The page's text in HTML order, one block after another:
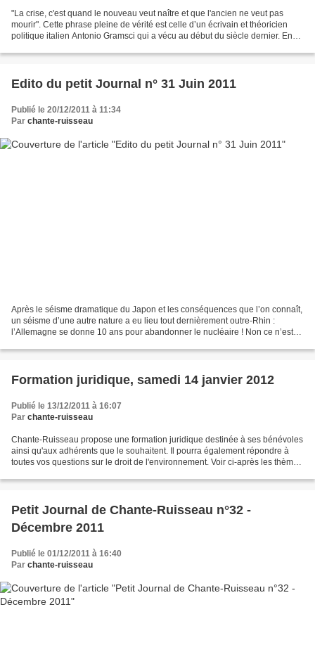
"La crise, c'est quand le nouveau veut naître et que l'ancien ne veut pas
mourir". Cette phrase pleine de vérité est celle d’un écrivain et théoricien
politique italien Antonio Gramsci qui a vécu au début du siècle dernier. En
Edito du petit Journal n° 31 Juin 2011
Publié le 20/12/2011 à 11:34
Par chante-ruisseau
Après le séisme dramatique du Japon et les conséquences que l’on connaît,
un séisme d’une autre nature a eu lieu tout dernièrement outre-Rhin :
l’Allemagne se donne 10 ans pour abandonner le nucléaire ! Non ce n’est
Formation juridique, samedi 14 janvier 2012
Publié le 13/12/2011 à 16:07
Par chante-ruisseau
Chante-Ruisseau propose une formation juridique destinée à ses bénévoles
ainsi qu'aux adhérents que le souhaitent. Il pourra également répondre à
toutes vos questions sur le droit de l'environnement. Voir ci-après les thèmes
Petit Journal de Chante-Ruisseau n°32 -
Décembre 2011
Publié le 01/12/2011 à 16:40
Par chante-ruisseau